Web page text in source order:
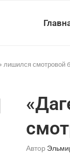
лишился смотровой
Автор